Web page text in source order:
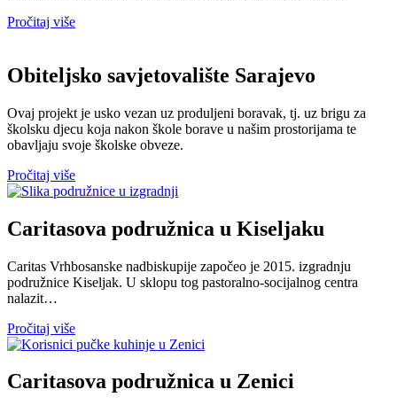
Pročitaj više
Obiteljsko savjetovalište Sarajevo
Ovaj projekt je usko vezan uz produljeni boravak, tj. uz brigu za
školsku djecu koja nakon škole borave u našim prostorijama te
obavljaju svoje školske obveze.
Pročitaj više
Caritasova podružnica u Kiseljaku
Caritas Vrhbosanske nadbiskupije započeo je 2015. izgradnju
podružnice Kiseljak. U sklopu tog pastoralno-socijalnog centra
nalazit…
Pročitaj više
Caritasova podružnica u Zenici